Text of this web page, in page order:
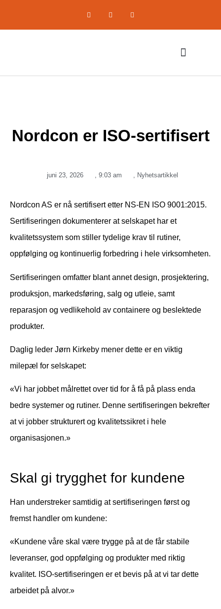
Nordcon er ISO-sertifisert
juni 23, 2026 , 9:03 am , Nyhetsartikkel
Nordcon AS er nå sertifisert etter NS-EN ISO 9001:2015.
Sertifiseringen dokumenterer at selskapet har et
kvalitetssystem som stiller tydelige krav til rutiner,
oppfølging og kontinuerlig forbedring i hele virksomheten.
Sertifiseringen omfatter blant annet design, prosjektering,
produksjon, markedsføring, salg og utleie, samt
reparasjon og vedlikehold av containere og beslektede
produkter.
Daglig leder Jørn Kirkeby mener dette er en viktig
milepæl for selskapet:
«Vi har jobbet målrettet over tid for å få på plass enda
bedre systemer og rutiner. Denne sertifiseringen bekrefter
at vi jobber strukturert og kvalitetssikret i hele
organisasjonen.»
Skal gi trygghet for kundene
Han understreker samtidig at sertifiseringen først og
fremst handler om kundene:
«Kundene våre skal være trygge på at de får stabile
leveranser, god oppfølging og produkter med riktig
kvalitet. ISO-sertifiseringen er et bevis på at vi tar dette
arbeidet på alvor.»